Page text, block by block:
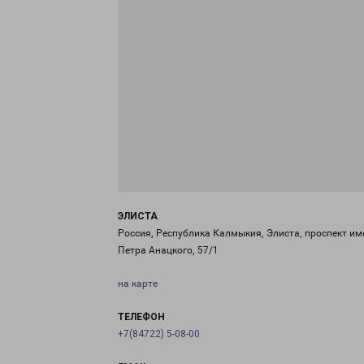
ЭЛИСТА
Россия, Республика Калмыкия, Элиста, проспект
Петра Анацкого, 57/1
на карте
ТЕЛЕФОН
+7(84722) 5-08-00